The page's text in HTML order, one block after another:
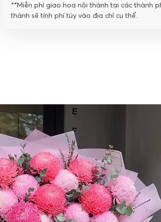
**Miễn phí giao hoa nội thành tại các thành
thành sẽ tính phí tùy vào địa chỉ cụ thể.